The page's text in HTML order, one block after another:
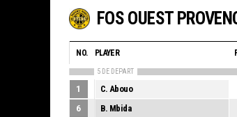
FOS OUEST
NO. PLAYER
5 DE DEPART
1 C. Abouo
6 B. Mbida